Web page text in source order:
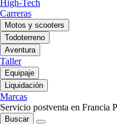
High-Tech
Carreras
Motos y scooters
Todoterreno
Aventura
Taller
Equipaje
Liquidación
Marcas
Servicio postventa en Francia
Buscar